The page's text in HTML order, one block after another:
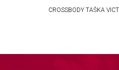
CROSSBODY TAŠKA